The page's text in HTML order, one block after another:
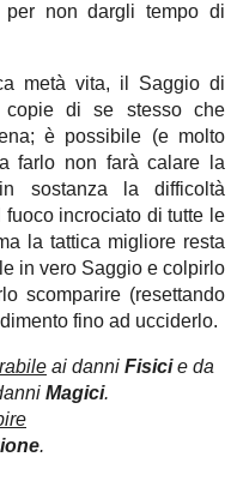
non dargli tempo di
metà vita, il Saggio di
di se stesso che
è possibile (e molto
farlo non farà calare la
sostanza la difficoltà
incrociato di tutte le
la tattica migliore resta
in vero Saggio e colpirlo
scomparire (resettando
fino ad ucciderlo.
ai danni Fisicie da
Magici.
.